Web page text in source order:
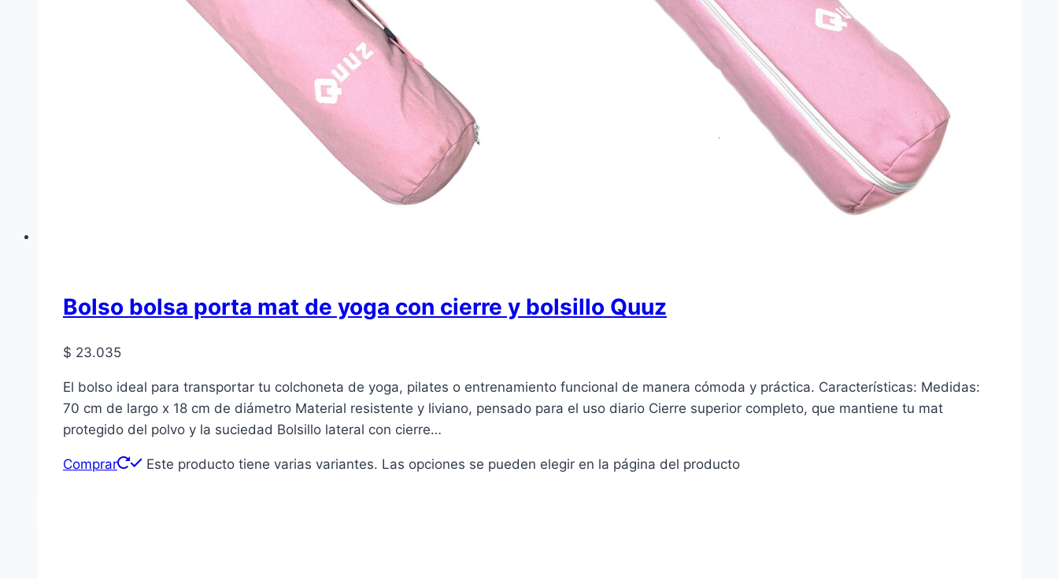
Bolso bolsa porta mat de yoga con cierre y bolsillo Quuz
$ 23.035
El bolso ideal para transportar tu colchoneta de yoga, pilates o entrenamiento funcional de manera cómoda y práctica. Características: Medidas:
70 cm de largo x 18 cm de diámetro Material resistente y liviano, pensado para el uso diario Cierre superior completo, que mantiene tu mat
protegido del polvo y la suciedad Bolsillo lateral con cierre…
Comprar Este producto tiene varias variantes. Las opciones se pueden elegir en la página del producto